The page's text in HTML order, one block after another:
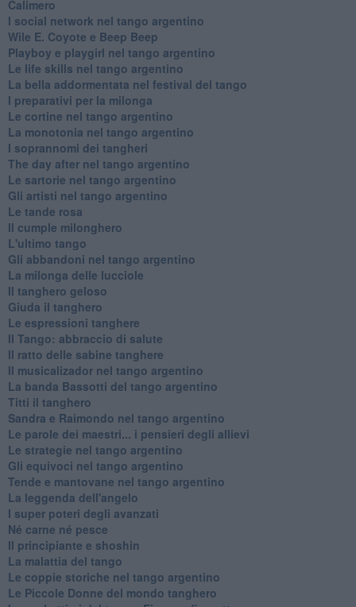
Calimero
​I social network nel tango argentino
Wile E. Coyote e Beep Beep
Playboy e playgirl nel tango argentino
Le life skills nel tango argentino
La bella addormentata nel festival del tango
I preparativi per la milonga
Le cortine nel tango argentino
La monotonia nel tango argentino
I soprannomi dei tangheri
The day after nel tango argentino
Le sartorie nel tango argentino
Gli artisti nel tango argentino
Le tande rosa
Il cumple milonghero
L'ultimo tango
Gli abbandoni nel tango argentino
La milonga delle lucciole
Il tanghero geloso
Giuda il tanghero
Le espressioni tanghere
Il Tango: abbraccio di salute
Il ratto delle sabine tanghere
Il musicalizador nel tango argentino
La banda Bassotti del tango argentino
Titti il tanghero
Sandra e Raimondo nel tango argentino
Le parole dei maestri... i pensieri degli allievi
Le strategie nel tango argentino
Gli equivoci nel tango argentino
Tende e mantovane nel tango argentino
La leggenda dell'angelo
I super poteri degli avanzati
​Né carne né pesce
Il principiante e shoshin
La malattia del tango
Le coppie storiche nel tango argentino
​Le Piccole Donne del mondo tanghero